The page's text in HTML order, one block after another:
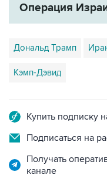
Операция
Дональд Трамп
Кэмп-Дэвид
Купить подписку
Подписаться на
Получать
канале